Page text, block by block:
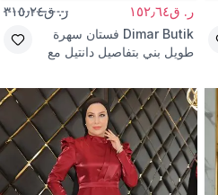
ر. ق١٥٢٫٦٤ ر. ق٣١٥٫٢٤
Dimar Butik فستان سهرة
طويل بني بتفاصيل دانتيل مع